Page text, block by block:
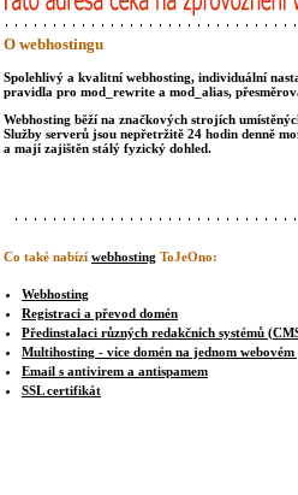
O webhostingu
Spolehlivý a kvalitní webhosting, individuální
pravidla pro mod_rewrite a mod_alias,
Webhosting běží na značkových strojích
Služby serverů jsou nepřetržitě 24 hodin denně
a mají zajištěn stálý fyzický dohled.
Co také nabízí webhosting ToJeOno:
Webhosting
Registraci a převod domén
Předinstalaci různých redakčních systémů
Multihosting - více domén na jednom
Email s antivirem a antispamem
SSL certifikát